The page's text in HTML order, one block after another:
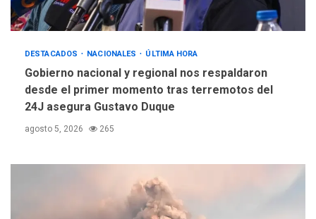
DESTACADOS NACIONALES ÚLTIMA HORA
Gobierno nacional y regional nos respaldaron
desde el primer momento tras terremotos del
24J asegura Gustavo Duque
agosto 5, 2026 265